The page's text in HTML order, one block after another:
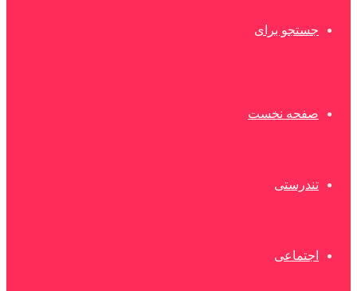
جستجو برای
صفحه نخست
تندرستی
اجتماعی